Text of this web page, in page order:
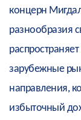
концерн
разнообразия
зарубежные
направления,
избыточный